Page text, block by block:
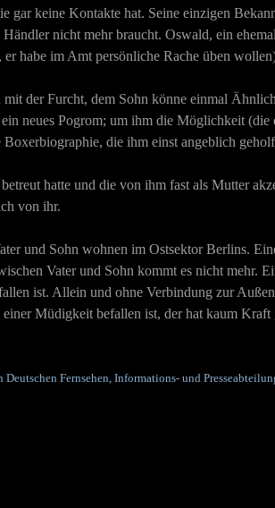
gar keine Kontakte hat. Seine einzigen
nicht mehr braucht. Oswald, ein
habe im Amt persönliche Rache üben
der Furcht, dem Sohn könne einmal
neues Pogrom; um ihm die Möglichkeit (die
die ihm einst angeblich
hatte und die von ihm fast als Mutter
von ihr.
und Sohn wohnen im Ostsektor Berlins.
Vater und Sohn kommt es nicht mehr.
ist. Allein und ohne Verbindung zur
Müdigkeit befallen ist, der hat kaum
Fernsehen, Informations- und